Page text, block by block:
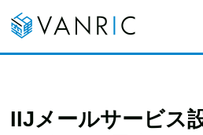
IIJメールサービス